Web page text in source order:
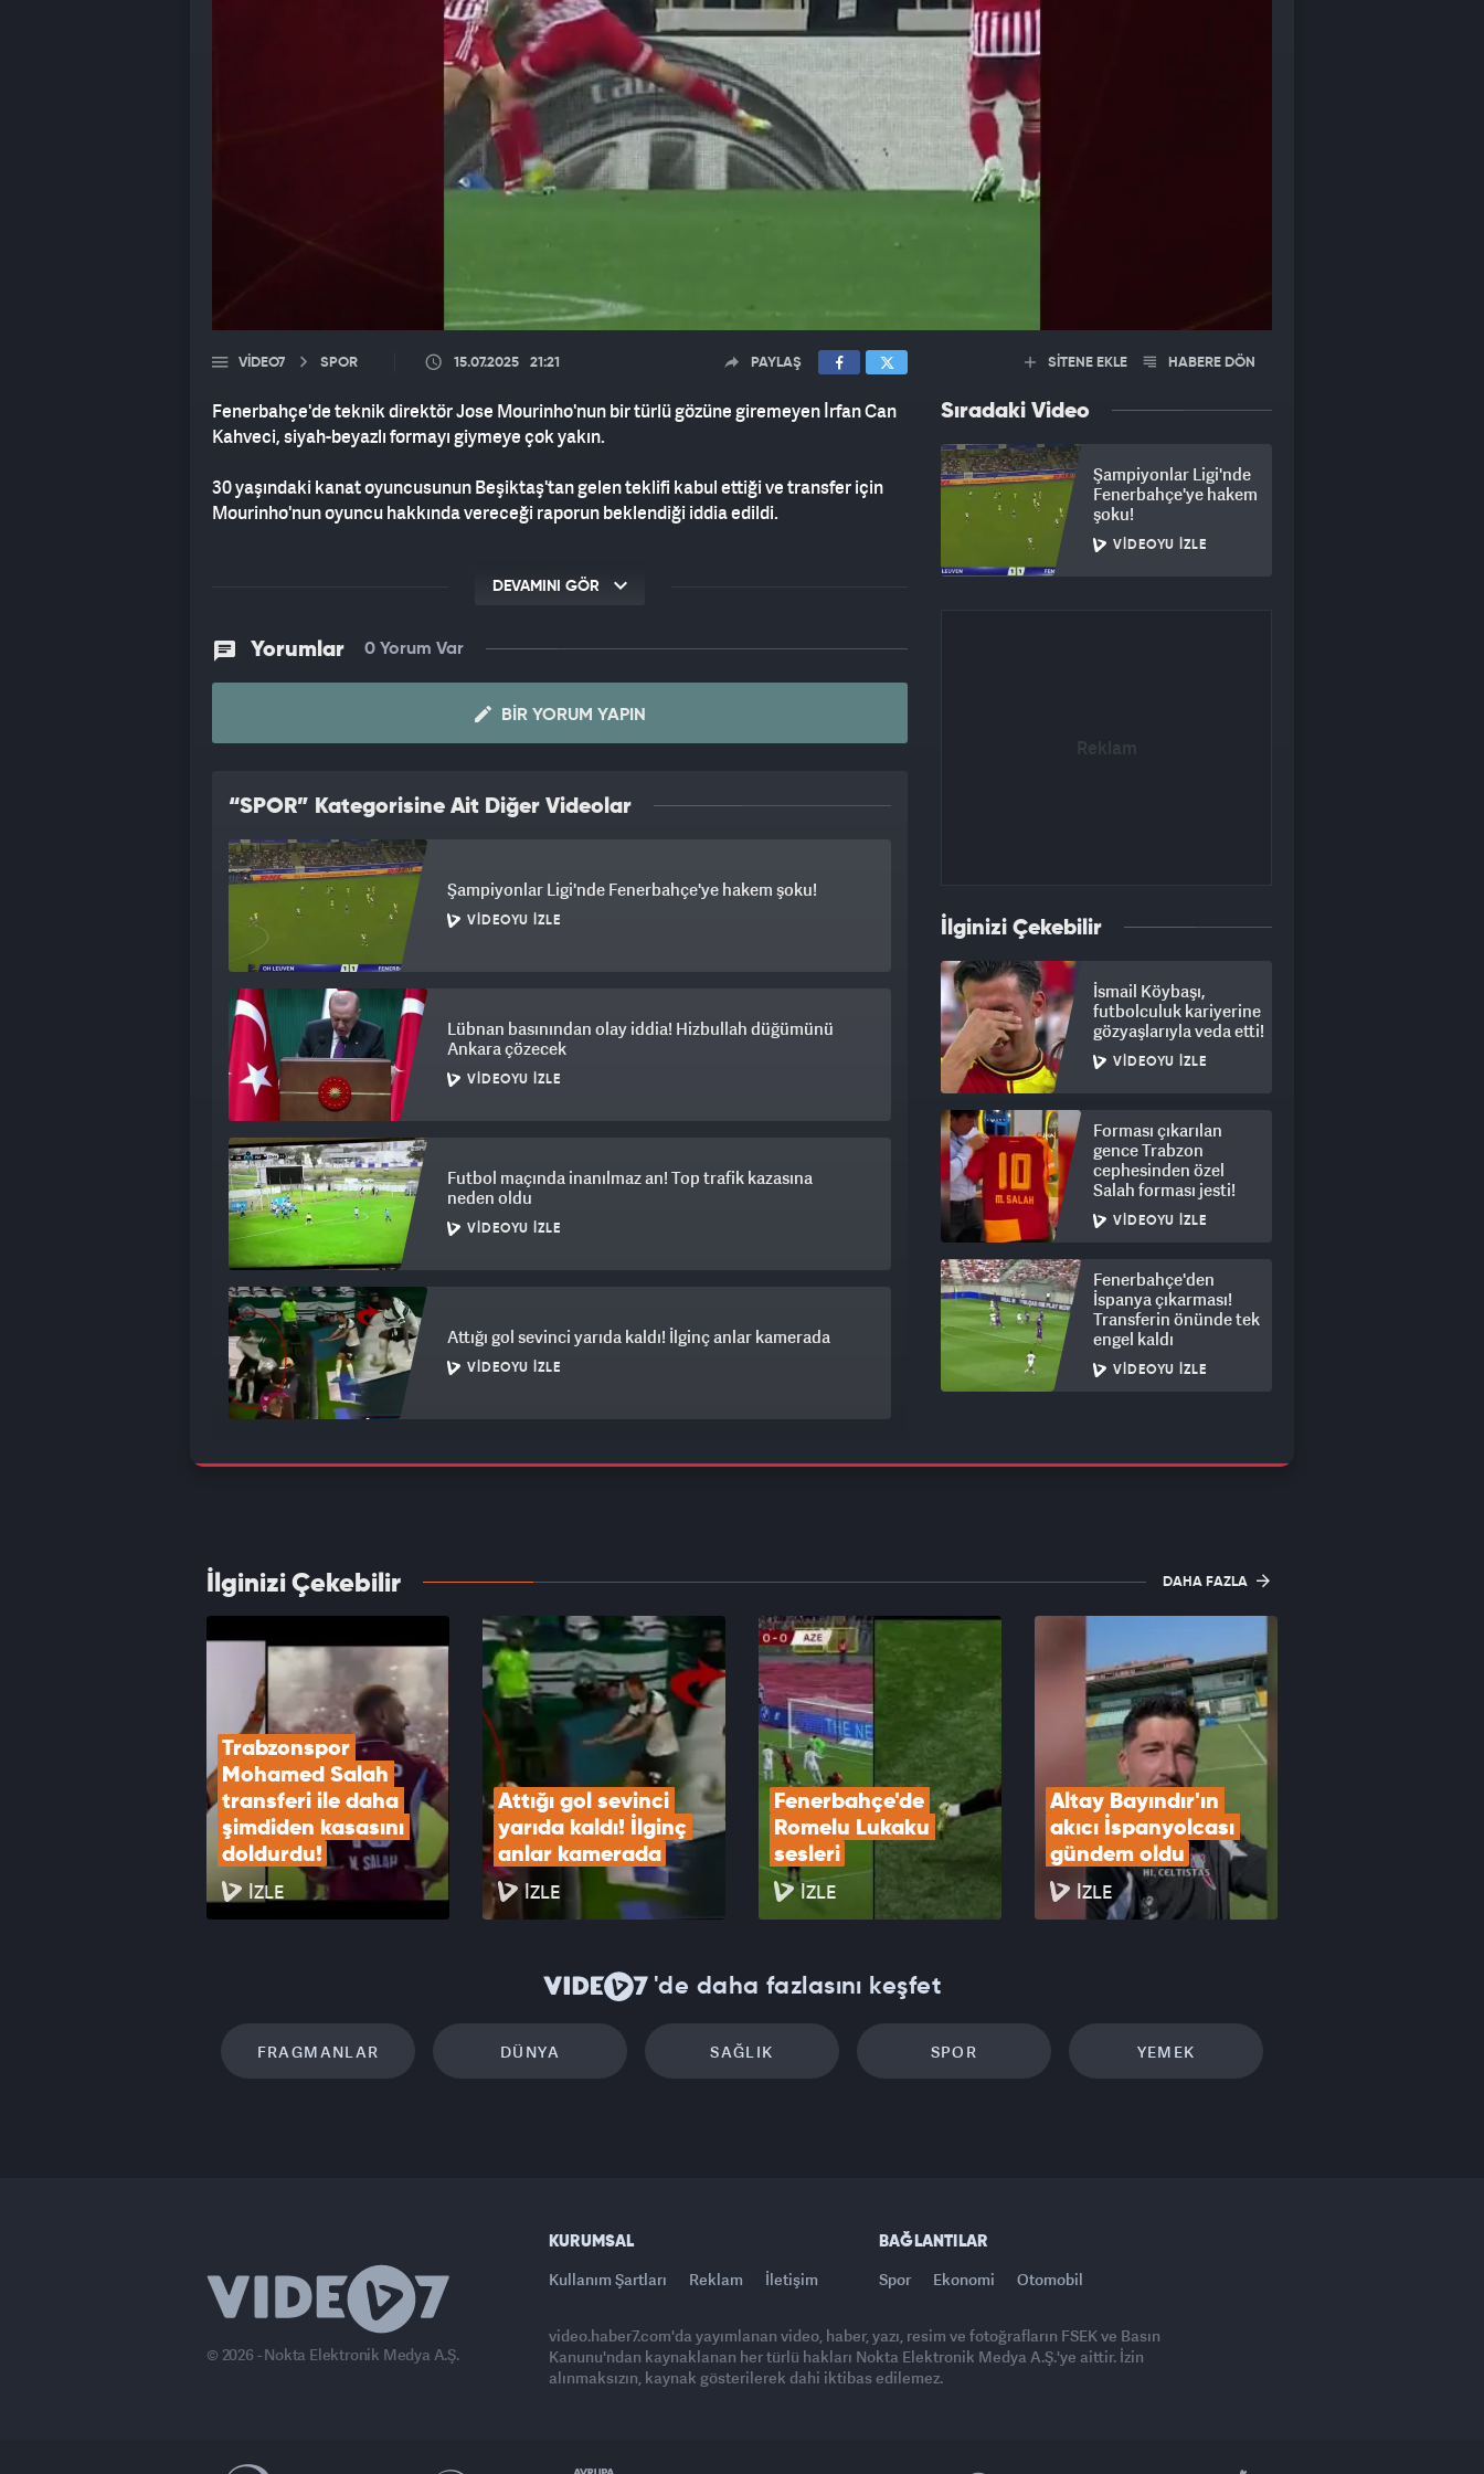
VIDEO7 SPOR 15.07.2025 21:21 PAYLAŞ
Fenerbahçe'de teknik direktör Jose Mourinho'nun bir türlü gözüne giremeyen İrfan Can
Kahveci, siyah-beyazlı formayı giymeye çok yakın.
30 yaşındaki kanat oyuncusunun Beşiktaş'tan gelen teklifi kabul ettiği ve transfer için
Mourinho'nun oyuncu hakkında vereceği raporun beklendiği iddia edildi.
DEVAMINI GÖR
Yorumlar 0 Yorum Var
BIR YORUM YAPIN
“SPOR” Kategorisine Ait Diğer Videolar
Şampiyonlar Ligi'nde Fenerbahçe'ye hakem şoku!
VIDEOYU İZLE
Lübnan basınından olay iddia! Hizbullah düğümünü
Ankara çözecek
VIDEOYU İZLE
Futbol maçında inanılmaz an! Top trafik kazasına
neden oldu
VIDEOYU İZLE
Attığı gol sevinci yarıda kaldı! İlginç anlar kamerada
VIDEOYU İZLE
İsmail Köybaşı, futbolculuk kariyerine gözyaşlarıyla
veda etti!
VIDEOYU İZLE
SİTENE EKLE HABERE DÖN
Sıradaki Video
Şampiyonlar Ligi'nde
Fenerbahçe'ye hakem
şoku!
VIDEOYU İZLE
İlginizi Çekebilir
İsmail Köybaşı,
futbolculuk kariyerine
gözyaşlarıyla veda etti!
VIDEOYU İZLE
Forması çıkarılan
gence Trabzon
cephesinden özel
Salah forması jesti!
VIDEOYU İZLE
Fenerbahçe'den
İspanya çıkarması!
Transferin önünde tek
engel kaldı
VIDEOYU İZLE
İlginizi Çekebilir DAHA FAZLA
Trabzonspor
Mohamed Salah
transferi ile daha
şimdiden kasasını
doldurdu!
İZLE
Attığı gol sevinci
yarıda kaldı! İlginç
anlar kamerada
İZLE
Fenerbahçe'de
Romelu Lukaku
sesleri
İZLE
Altay Bayındır'ın
akıcı İspanyolcası
gündem oldu
İZLE
'de daha fazlasını keşfet
FRAGMANLAR DÜNYA SAĞLIK SPOR YEMEK
© 2026 - Nokta Elektronik Medya A.Ş.
KURUMSAL
Kullanım Şartları Reklam İletişim
BAĞLANTILAR
Spor Ekonomi Otomobil
video.haber7.com'da yayımlanan video, haber, yazı, resim ve fotoğrafların FSEK ve Basın
Kanunu'ndan kaynaklanan her türlü hakları Nokta Elektronik Medya A.Ş.'ye aittir. İzin
alınmaksızın, kaynak gösterilerek dahi iktibas edilemez.